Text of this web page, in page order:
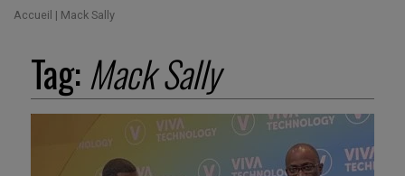
Accueil | Mack Sally
Tag:Mack Sally